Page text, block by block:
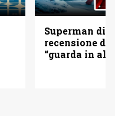
Superman di
recensione
“guarda in